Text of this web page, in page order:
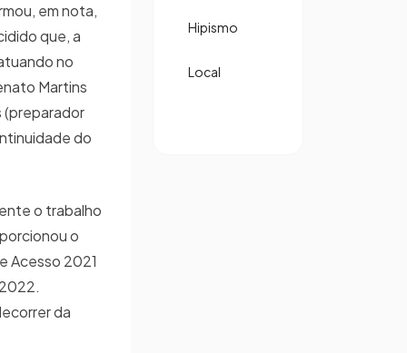
em nota,
que, a
no
Martins
(preparador
do
o trabalho
o
Acesso 2021
da
Hipismo
Local